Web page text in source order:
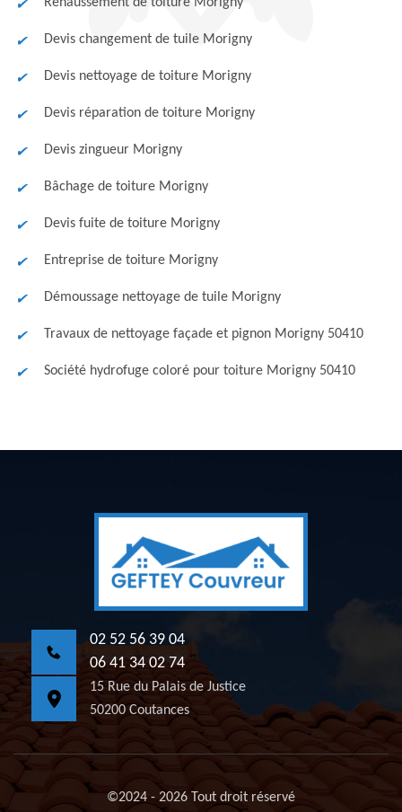
Devis changement de tuile Morigny
Devis nettoyage de toiture Morigny
Devis réparation de toiture Morigny
Devis zingueur Morigny
Bâchage de toiture Morigny
Devis fuite de toiture Morigny
Entreprise de toiture Morigny
Démoussage nettoyage de tuile Morigny
Travaux de nettoyage façade et pignon Morigny 50410
Société hydrofuge coloré pour toiture Morigny 50410
02 52 56 39 04
06 41 34 02 74
15 Rue du Palais de Justice
50200 Coutances
©2024 - 2026 Tout droit réservé